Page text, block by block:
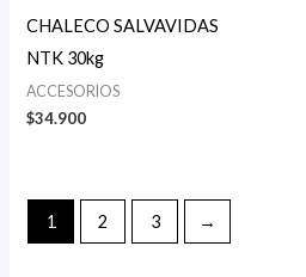
CHALECO SALVAVIDAS
NTK 30kg
ACCESORIOS
$34.900
1 2 3 →